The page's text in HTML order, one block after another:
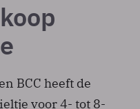
BCC heeft de
voor 4- tot 8-